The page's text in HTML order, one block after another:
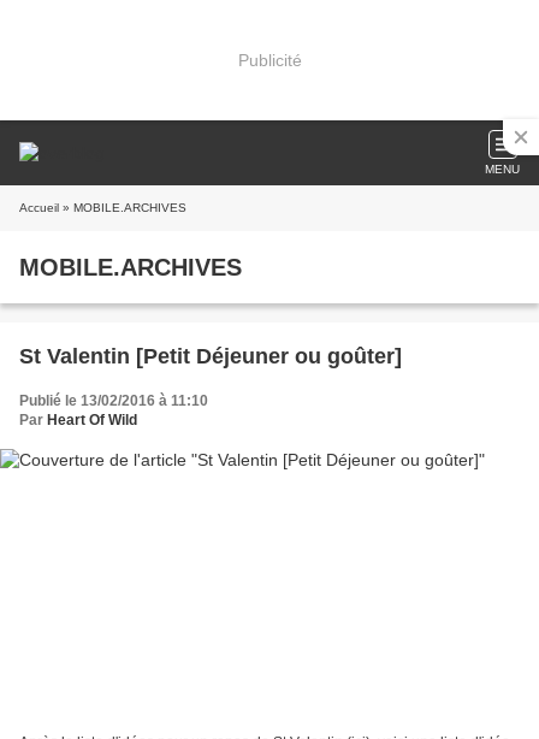
Publicité
MENU
Accueil » MOBILE.ARCHIVES
MOBILE.ARCHIVES
St Valentin [Petit Déjeuner ou goûter]
Publié le 13/02/2016 à 11:10
Par Heart Of Wild